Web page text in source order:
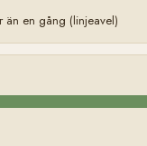
än en gång (linjeavel)